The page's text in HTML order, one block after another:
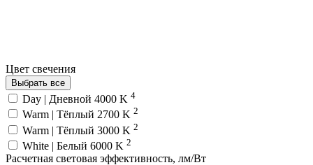
Цвет свечения
Выбрать все
Day | Дневной 4000 K 4
Warm | Тёплый 2700 K 2
Warm | Тёплый 3000 K 2
White | Белый 6000 K 2
Расчетная световая эффективность, лм/Вт